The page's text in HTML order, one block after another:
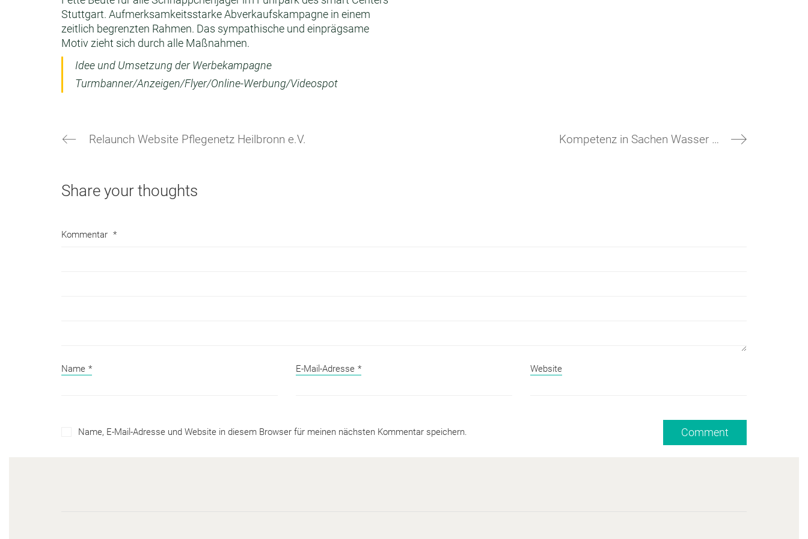
Stuttgart. Aufmerksamkeitsstarke Abverkaufskampagne in einem
zeitlich begrenzten Rahmen. Das sympathische und einprägsame
Motiv zieht sich durch alle Maßnahmen.
Idee und Umsetzung der Werbekampagne
Turmbanner/Anzeigen/Flyer/Online-Werbung/Videospot
Relaunch Website Pflegenetz Heilbronn e.V. Kompetenz in Sachen Wasser …
Share your thoughts
Kommentar *
Name * E-Mail-Adresse * Website
Name, E-Mail-Adresse und Website in diesem Browser für meinen nächsten Kommentar speichern.